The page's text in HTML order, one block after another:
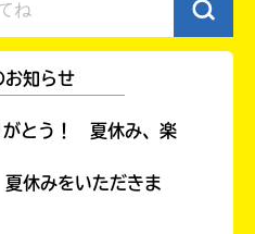
出会える
お知らせ
がとう！ 夏休み、楽
夏休みをいただきま